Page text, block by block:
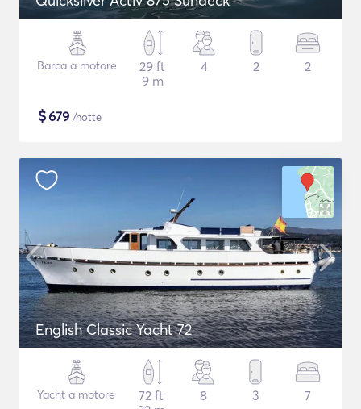
Barca a motore
29 ft
9 m
4 2 2
$679 /notte
English Classic Yacht 72
Yacht a motore
72 ft
8 3 7